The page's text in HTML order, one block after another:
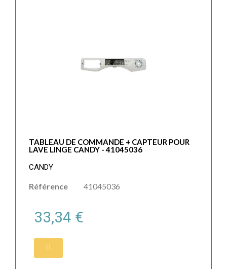
TABLEAU DE COMMANDE + CAPTEUR POUR
LAVE LINGE CANDY - 41045036
CANDY
Référence 41045036
33,34 €